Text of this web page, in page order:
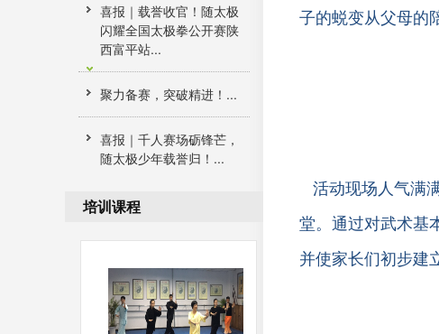
喜报｜载誉收官！随太极
闪耀全国太极拳公开赛陕
西富平站...
聚力备赛，突破精进！...
喜报｜千人赛场砺锋芒，
随太极少年载誉归！...
培训课程
子的蜕变从父母的
活动现场人气满
堂。通过对武术基
并使家长们初步建